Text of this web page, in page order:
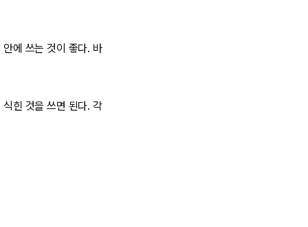
에 쓰는 것이 좋다. 바
힌 것을 쓰면 된다. 각